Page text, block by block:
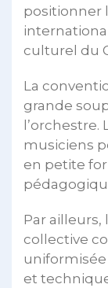
positionner
culturel du
La
grande
musiciens
en petite
Par
collective
et